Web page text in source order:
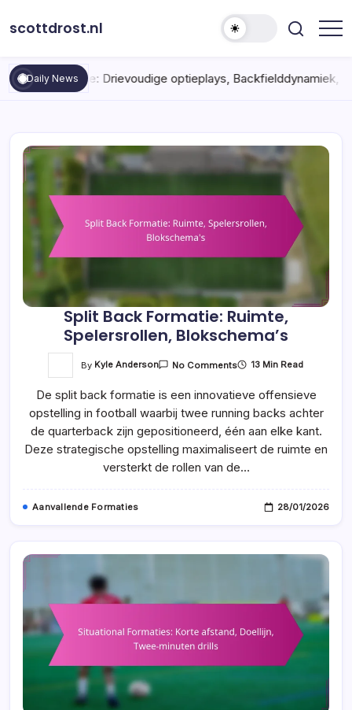
scottdrost.nl
Daily News
Drievoudige optieplays, Backfielddynamiek, Defensieve
Split Back Formatie: Ruimte,
Spelersrollen, Blokschema’s
By Kyle Anderson No CommentsOn
Formatie:
Spelersrollen,
Blokschema’s
13 Min Read
De split back formatie is een innovatieve offensieve
opstelling in football waarbij twee running backs achter
de quarterback zijn gepositioneerd, één aan elke kant.
Deze strategische opstelling maximaliseert de ruimte en
versterkt de rollen van de…
Aanvallende Formaties 28/01/2026